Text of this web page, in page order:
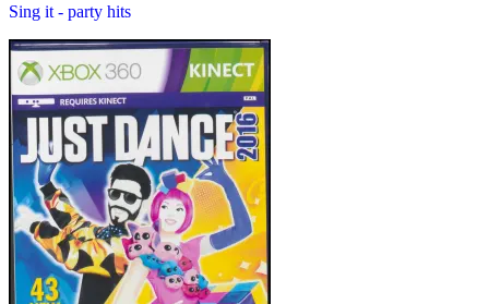
Sing it - party hits